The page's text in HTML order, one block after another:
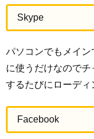
Skype
パソコンでもメイン
に使うだけなので
するたびにローディ
Facebook